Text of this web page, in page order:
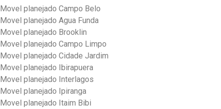
Movel planejado Campo Belo
Movel planejado Agua Funda
Movel planejado Brooklin
Movel planejado Campo Limpo
Movel planejado Cidade Jardim
Movel planejado Ibirapuera
Movel planejado Interlagos
Movel planejado Ipiranga
Movel planejado Itaim Bibi